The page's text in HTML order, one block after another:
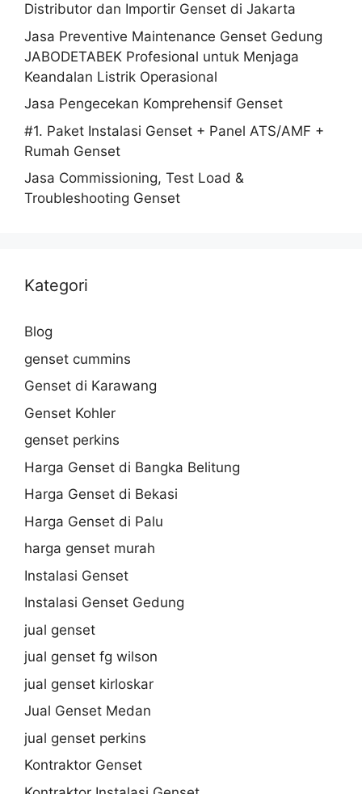
Distributor dan Importir Genset di Jakarta
Jasa Preventive Maintenance Genset Gedung
JABODETABEK Profesional untuk Menjaga
Keandalan Listrik Operasional
Jasa Pengecekan Komprehensif Genset
#1. Paket Instalasi Genset + Panel ATS/AMF +
Rumah Genset
Jasa Commissioning, Test Load &
Troubleshooting Genset
Kategori
Blog
genset cummins
Genset di Karawang
Genset Kohler
genset perkins
Harga Genset di Bangka Belitung
Harga Genset di Bekasi
Harga Genset di Palu
harga genset murah
Instalasi Genset
Instalasi Genset Gedung
jual genset
jual genset fg wilson
jual genset kirloskar
Jual Genset Medan
jual genset perkins
Kontraktor Genset